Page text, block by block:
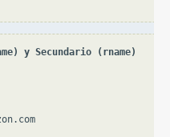
y Secundario (rname)